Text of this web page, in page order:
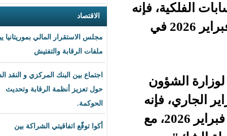
الاقتصاد
مجلس الاستقرار المالي بموريتانيا يبحث
ملفات الرقابة والتفتيش
اجتماع بين البنك المركزي و النقد الدولي
حول تعزيز أنظمة الرقابة وتحديث
الحوكمة.
أكوا توقّع اتفاقيتي الشراكة بين
فإنه
في حوالي 18 أو 19 فبراير 2026 في
فإنه
من المتوقع أن يكون أول أيام الصيام يوم الخميس 19 فبراير 2026، مع